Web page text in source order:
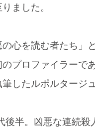
ました。
心を読む者たち」
プロファイラーで
したルポルタージュ
半。凶悪な連続殺